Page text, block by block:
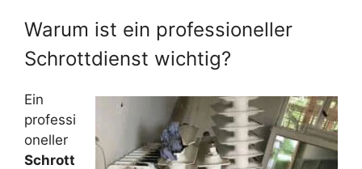
Warum ist ein professioneller
Schrottdienst wichtig?
Ein
professi
oneller
Schrott